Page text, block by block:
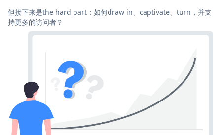
但接下来是the hard part：如何draw in、captivate、turn，并支
持更多的访问者？